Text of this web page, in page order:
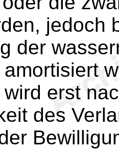
jedoch
der
erst
des